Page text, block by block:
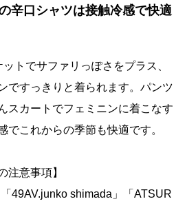
辛口シャツは接触冷感で快適
トでサファリっぽさをプラス、
ですっきりと着られます。パンツ
スカートでフェミニンに着こなす
でこれからの季節も快適です。
注意事項】
49AV.junko shimada」「ATSUR